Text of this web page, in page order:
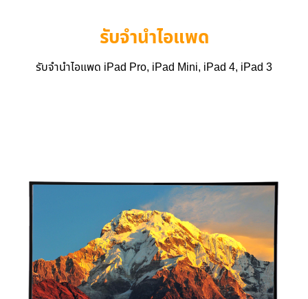
รับจำนำไอแพด
รับจำนำไอแพด iPad Pro, iPad Mini, iPad 4, iPad 3